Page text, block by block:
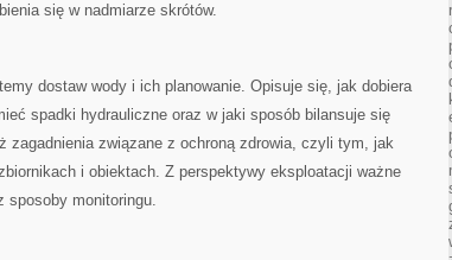
się w nadmiarze skrótów.
dostaw wody i ich planowanie. Opisuje się, jak dobiera
spadki hydrauliczne oraz w jaki sposób bilansuje się
zagadnienia związane z ochroną zdrowia, czyli tym, jak
i obiektach. Z perspektywy eksploatacji ważne
sposoby monitoringu.